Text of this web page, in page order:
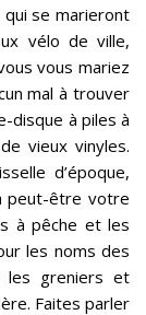
se marieront
vélo de ville,
vous mariez
mal à trouver
disque à piles à
vieux vinyles.
d’époque,
peut-être votre
à pêche et les
les noms des
les greniers et
Faites parler